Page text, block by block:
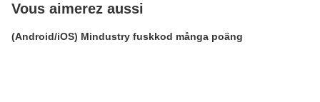
Vous aimerez aussi
(Android/iOS) Mindustry fuskkod många poäng